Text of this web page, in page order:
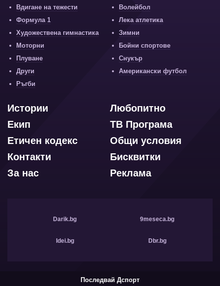
Вдигане на тежести
Волейбол
Формула 1
Лека атлетика
Художествена гимнастика
Зимни
Моторни
Бойни спортове
Плуване
Снукър
Други
Американски футбол
Ръгби
Любопитно
Истории
ТВ Програма
Екип
Общи условия
Етичен кодекс
Бисквитки
Контакти
Реклама
За нас
Darik.bg 9meseca.bg
Idei.bg Dbr.bg
Последвай Дспорт